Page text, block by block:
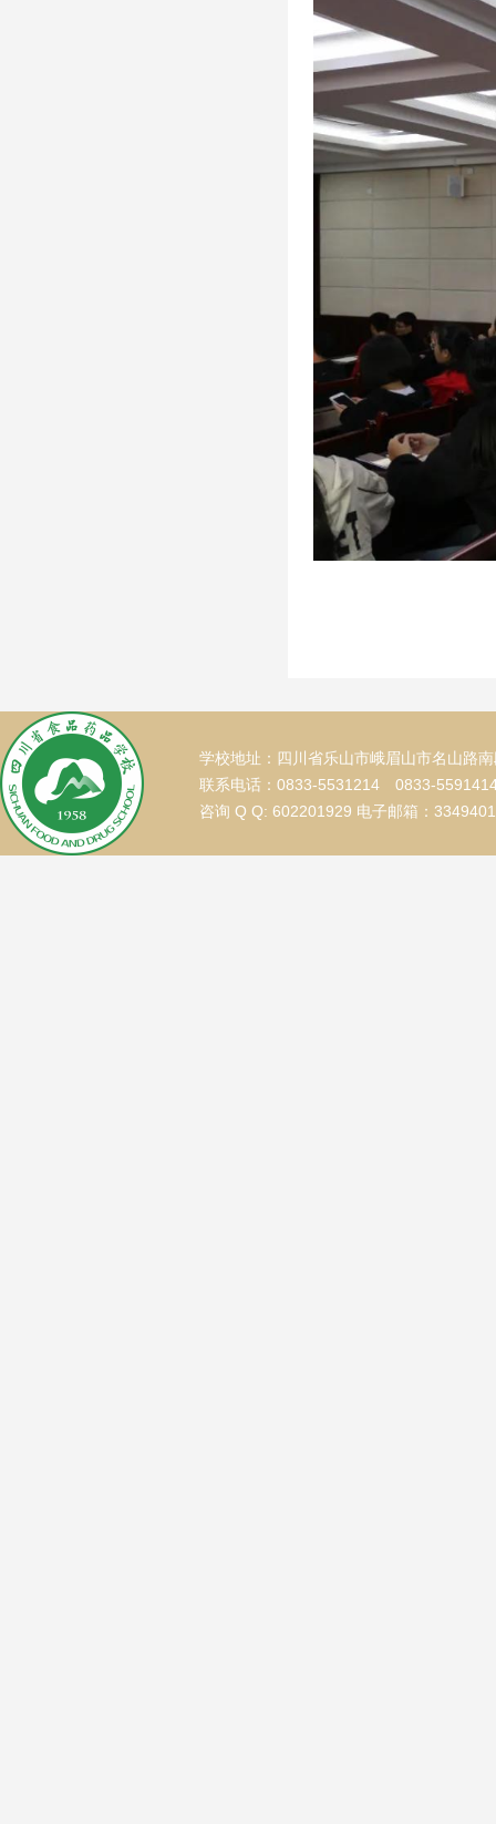
学校地址：四川省乐山市峨眉山市名山路
联系电话：0833-5531214 0833-
咨询 Q Q: 602201929 电子邮箱：